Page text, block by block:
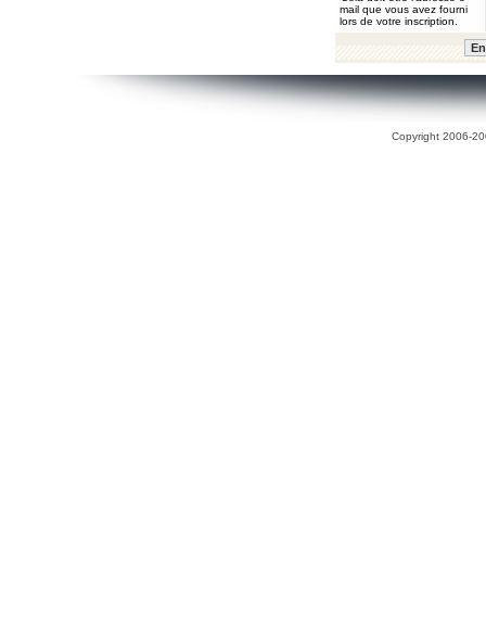
mail que vous avez fourni
lors de votre inscription.
Copyright 2006-